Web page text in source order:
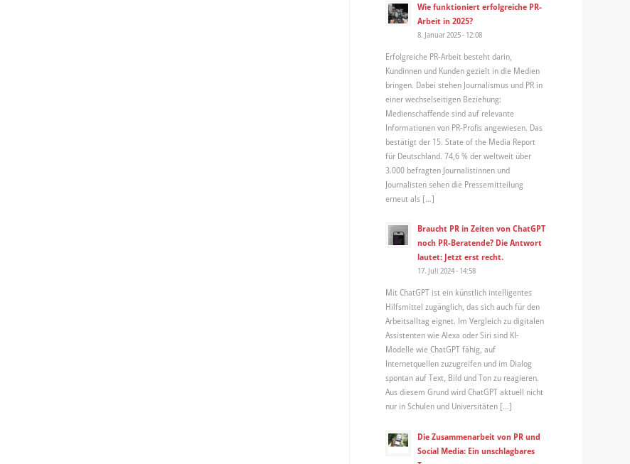
Wie funktioniert erfolgreiche PR-
Arbeit in 2025?
8. Januar 2025 - 12:08
Erfolgreiche PR-Arbeit besteht darin,
Kundinnen und Kunden gezielt in die Medien
bringen. Dabei stehen Journalismus und PR in
einer wechselseitigen Beziehung:
Medienschaffende sind auf relevante
Informationen von PR-Profis angewiesen. Das
bestätigt der 15. State of the Media Report
für Deutschland. 74,6 % der weltweit über
3.000 befragten Journalistinnen und
Journalisten sehen die Pressemitteilung
erneut als […]
Braucht PR in Zeiten von ChatGPT
noch PR-Beratende? Die Antwort
lautet: Jetzt erst recht.
17. Juli 2024 - 14:58
Mit ChatGPT ist ein künstlich intelligentes
Hilfsmittel zugänglich, das sich auch für den
Arbeitsalltag eignet. Im Vergleich zu digitalen
Assistenten wie Alexa oder Siri sind KI-
Modelle wie ChatGPT fähig, auf
Internetquellen zuzugreifen und im Dialog
spontan auf Text, Bild und Ton zu reagieren.
Aus diesem Grund wird ChatGPT aktuell nicht
nur in Schulen und Universitäten […]
Die Zusammenarbeit von PR und
Social Media: Ein unschlagbares